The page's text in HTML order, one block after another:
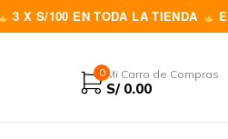
EN TODA LA TIENDA ENVIOS
0 Mi Carro de Compras
S/0.00